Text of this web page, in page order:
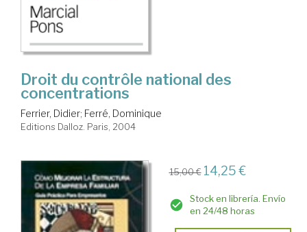
Droit du contrôle national des
concentrations
Ferrier, Didier; Ferré, Dominique
Editions Dalloz. Paris, 2004
15,00 € 14,25 €
Stock en librería. Envío
en 24/48 horas